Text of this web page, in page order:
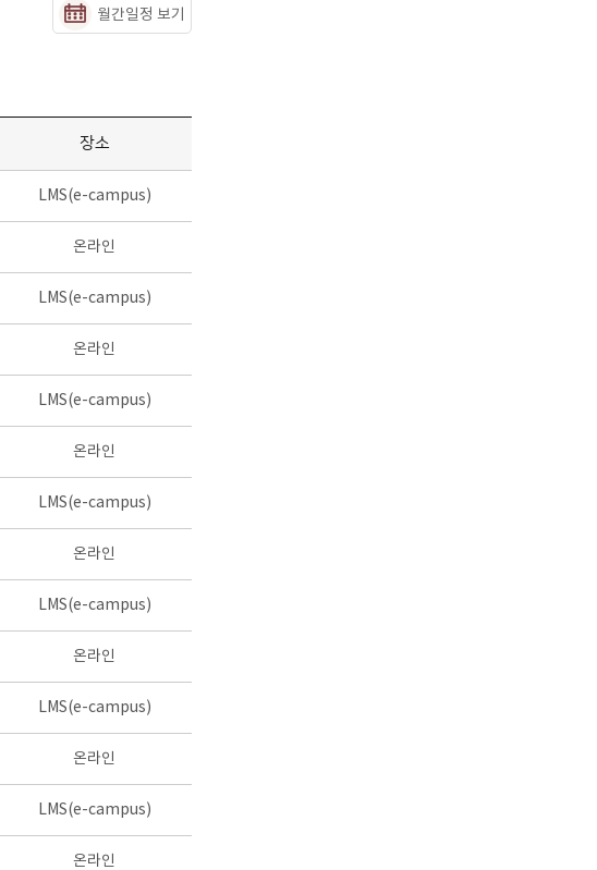
월간일정 보기
장소
LMS(e-campus)
온라인
LMS(e-campus)
온라인
LMS(e-campus)
온라인
LMS(e-campus)
온라인
LMS(e-campus)
온라인
LMS(e-campus)
온라인
LMS(e-campus)
온라인